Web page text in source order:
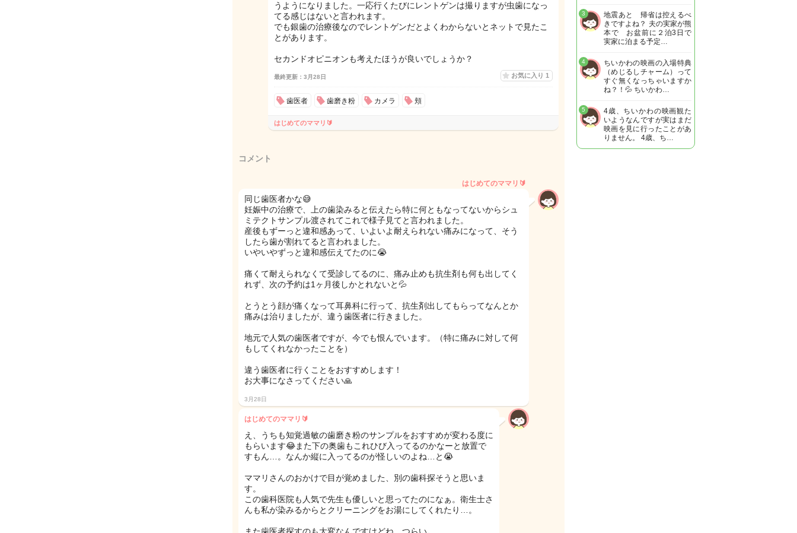
うようになりました。一応行くたびにレントゲンは撮りますが虫歯になっ
てる感じはないと言われます。
でも銀歯の治療後なのでレントゲンだとよくわからないとネットで見たこ
とがあります。
セカンドオピニオンも考えたほうが良いでしょうか？
最終更新：3月28日 お気に入り 1
歯医者 歯磨き粉 カメラ 頬
はじめてのママリ🔰
コメント
はじめてのママリ🔰
同じ歯医者かな😅
妊娠中の治療で、上の歯染みると伝えたら特に何ともなってないからシュ
ミテクトサンプル渡されてこれで様子見てと言われました。
産後もずーっと違和感あって、いよいよ耐えられない痛みになって、そう
したら歯が割れてると言われました。
いやいやずっと違和感伝えてたのに😭
痛くて耐えられなくて受診してるのに、痛み止めも抗生剤も何も出してく
れず、次の予約は1ヶ月後しかとれないと💦
とうとう顔が痛くなって耳鼻科に行って、抗生剤出してもらってなんとか
痛みは治りましたが、違う歯医者に行きました。
地元で人気の歯医者ですが、今でも恨んでいます。（特に痛みに対して何
もしてくれなかったことを）
違う歯医者に行くことをおすすめします！
お大事になさってください🙏
3月28日
はじめてのママリ🔰
え、うちも知覚過敏の歯磨き粉のサンプルをおすすめが変わる度に
もらいます😂また下の奥歯もこれひび入ってるのかなーと放置で
すもん…。なんか縦に入ってるのが怪しいのよね…と😭
ママリさんのおかけで目が覚めました、別の歯科探そうと思いま
す。
この歯科医院も人気で先生も優しいと思ってたのになぁ。衛生士さ
んも私が染みるからとクリーニングをお湯にしてくれたり…。
地震あと 帰省は控えるべ
きですよね？ 夫の実家が熊
本で お盆前に２泊3日で
実家に泊まる予定…
3
ちいかわの映画の入場特典
（めじるしチャーム）って
すぐ無くなっちゃいますか
ね？！💦 ちいかわ…
4
4歳、ちいかわの映画観た
いようなんですが実はまだ
映画を見に行ったことがあ
りません。 4歳、ち…
5